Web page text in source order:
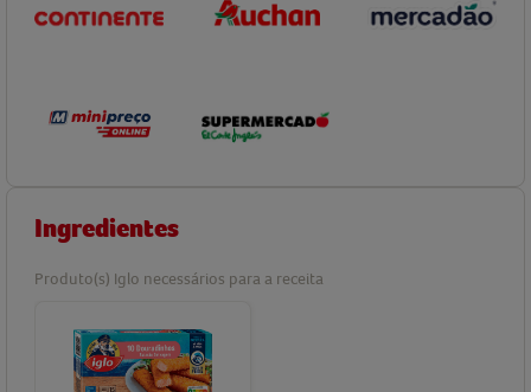
Ingredientes
Produto(s) Iglo necessários para a receita